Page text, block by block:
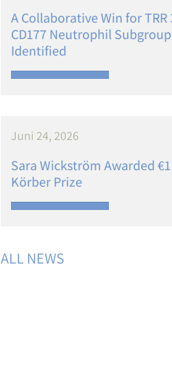
A Collaborative Win for TRR
CD177 Neutrophil
Identified
Juni 24, 2026
Sara Wickström Awarded
Körber Prize
ALL NEWS